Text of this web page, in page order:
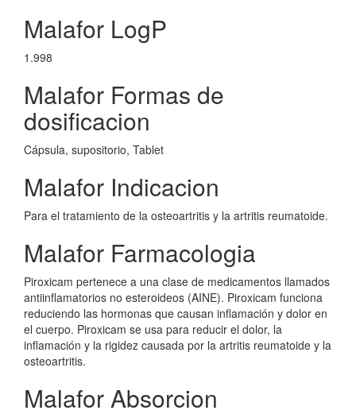
Malafor LogP
1.998
Malafor Formas de
dosificacion
Cápsula, supositorio, Tablet
Malafor Indicacion
Para el tratamiento de la osteoartritis y la artritis reumatoide.
Malafor Farmacologia
Piroxicam pertenece a una clase de medicamentos llamados
antiinflamatorios no esteroideos (AINE). Piroxicam funciona
reduciendo las hormonas que causan inflamación y dolor en
el cuerpo. Piroxicam se usa para reducir el dolor, la
inflamación y la rigidez causada por la artritis reumatoide y la
osteoartritis.
Malafor Absorcion